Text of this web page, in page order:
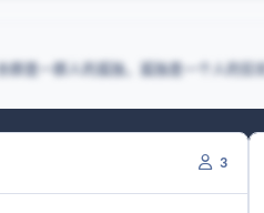
合群是一群人的孤独，孤独是一个人的狂欢
3